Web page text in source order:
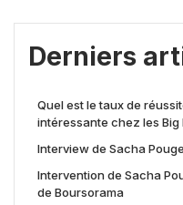
Derniers
Quel est le taux de
intéressante chez les Big
Interview de Sacha
Intervention de Sacha
de Boursorama